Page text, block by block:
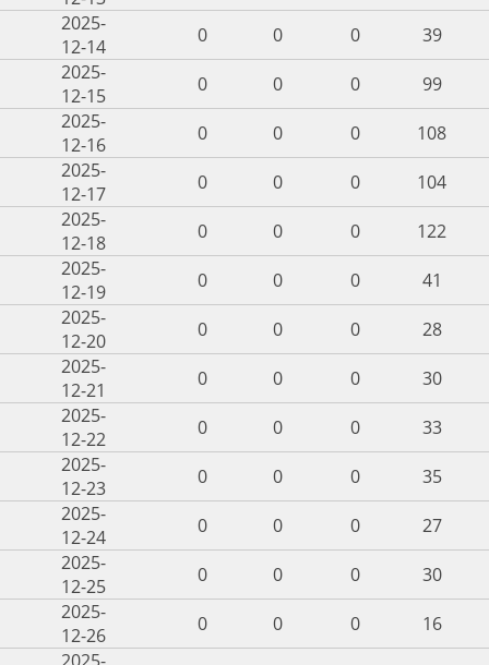
2025-
12-14
0 0 0
39
2025-
12-15
0 0 0
99
2025-
12-16
0 0 0
108
2025-
12-17
0 0 0
104
2025-
12-18
0 0 0
122
2025-
12-19
0 0 0
41
2025-
12-20
0 0 0
28
2025-
12-21
0 0 0
30
2025-
12-22
0 0 0
33
2025-
12-23
0 0 0
35
2025-
12-24
0 0 0
27
2025-
12-25
0 0 0
30
2025-
12-26
0 0 0
16
2025-